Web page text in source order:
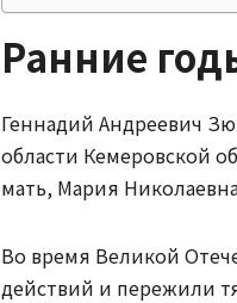
Ранние
Геннадий Андреевич
области Кемеровской
мать, Мария
Во время Великой
действий и пережили